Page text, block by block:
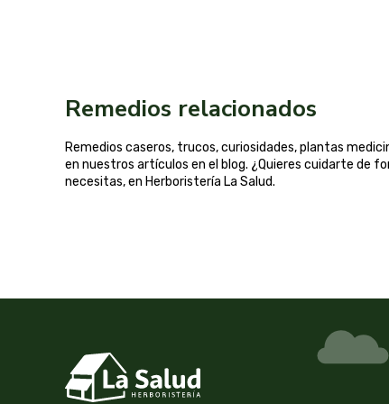
Remedios relacionados
Remedios caseros, trucos, curiosidades, plantas
en nuestros artículos en el blog. ¿Quieres cuidarte de
necesitas, en Herboristería La Salud.